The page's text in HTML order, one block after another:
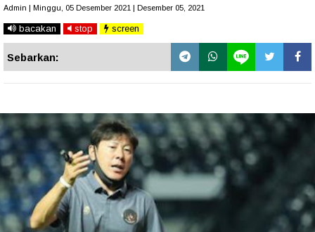
Admin | Minggu, 05 Desember 2021 | Desember 05, 2021
bacakan stop screen
Sebarkan: